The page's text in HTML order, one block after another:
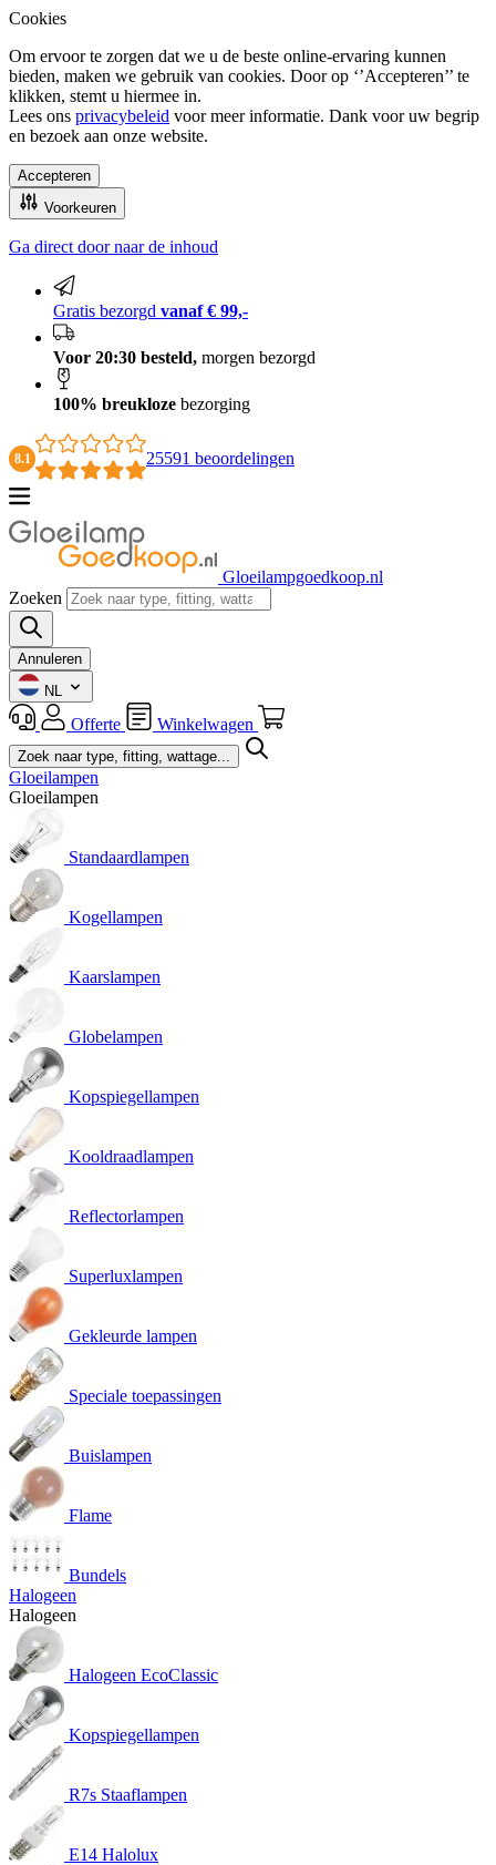
Cookies
Om ervoor te zorgen dat we u de beste online-ervaring kunnen
bieden, maken we gebruik van cookies. Door op ‘’Accepteren’’ te
klikken, stemt u hiermee in.
Lees ons privacybeleid voor meer informatie. Dank voor uw begrip
en bezoek aan onze website.
Accepteren
Voorkeuren
100% breukloze bezorging
Ga direct door naar de inhoud
Gratis bezorgd vanaf € 99,-
Voor 20:30 besteld, morgen bezorgd
100% breukloze bezorging
8.1 25591 beoordelingen
Gloeilampgoedkoop.nl
Zoeken
Annuleren
NL
Offerte Winkelwagen
Gloeilampen
Gloeilampen
Standaardlampen
Kogellampen
Kaarslampen
Globelampen
Kopspiegellampen
Kooldraadlampen
Reflectorlampen
Superluxlampen
Gekleurde lampen
Speciale toepassingen
Buislampen
Flame
Bundels
Halogeen
Halogeen
Halogeen EcoClassic
Kopspiegellampen
R7s Staaflampen
E14 Halolux